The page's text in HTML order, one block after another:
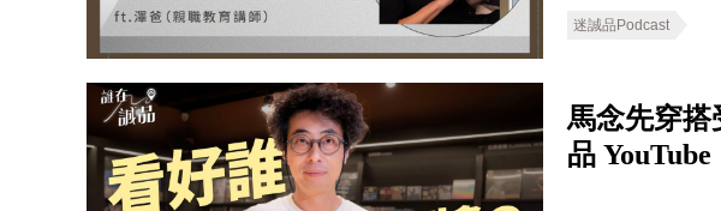
迷誠品Podcast
馬念先穿搭
品 YouTube